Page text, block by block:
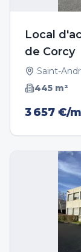
Local
de Corcy
Saint-
445 m²
3 657 €/